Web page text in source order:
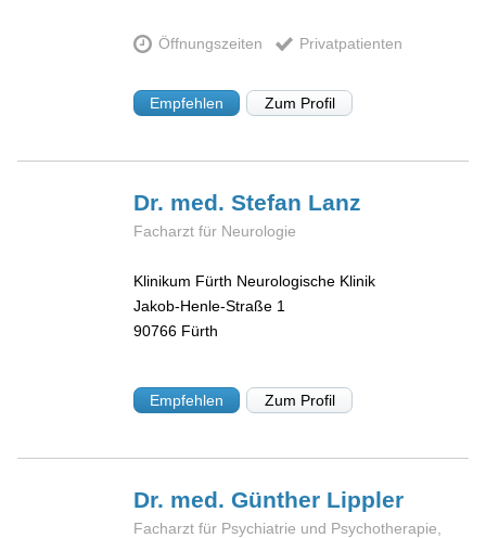
Öffnungszeiten Privatpatienten
Empfehlen Zum Profil
Dr. med. Stefan Lanz
Facharzt für Neurologie
Klinikum Fürth Neurologische Klinik
Jakob-Henle-Straße 1
90766 Fürth
Empfehlen Zum Profil
Dr. med. Günther Lippler
Facharzt für Psychiatrie und Psychotherapie,